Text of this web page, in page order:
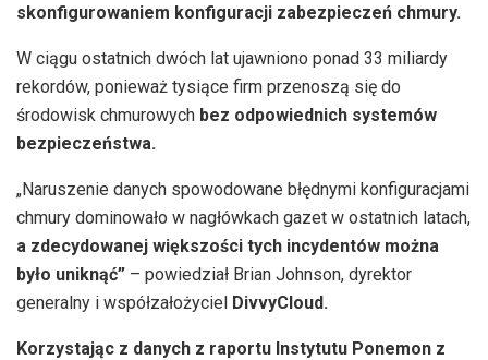
skonfigurowaniem konfiguracji zabezpieczeń chmury.
W ciągu ostatnich dwóch lat ujawniono ponad 33 miliardy
rekordów, ponieważ tysiące firm przenoszą się do
środowisk chmurowych bez odpowiednich systemów
bezpieczeństwa.
„Naruszenie danych spowodowane błędnymi konfiguracjami
chmury dominowało w nagłówkach gazet w ostatnich latach,
a zdecydowanej większości tych incydentów można
było uniknąć” – powiedział Brian Johnson, dyrektor
generalny i współzałożyciel DivvyCloud.
Korzystając z danych z raportu Instytutu Ponemon z